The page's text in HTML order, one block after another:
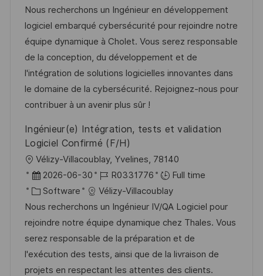
a
t
i
o
n
t
e
d
D
a
t
b
I
d
t
e
g
o
r
y
Nous recherchons un Ingénieur en développement
logiciel embarqué cybersécurité pour rejoindre notre
équipe dynamique à Cholet. Vous serez responsable
de la conception, du développement et de
l'intégration de solutions logicielles innovantes dans
le domaine de la cybersécurité. Rejoignez-nous pour
contribuer à un avenir plus sûr !
Ingénieur(e) Intégration, tests et validation
Logiciel Confirmé (F/H)
L
o
c
a
t
i
o
n
Vélizy-Villacoublay, Yvelines, 78140
P
o
s
t
e
d
D
2026-06-30
J
o
b
I
d
R0331776
Full time
C
a
t
e
g
o
Software
Vélizy-Villacoublay
Nous recherchons un Ingénieur IV/QA Logiciel pour
rejoindre notre équipe dynamique chez Thales. Vous
serez responsable de la préparation et de
l'exécution des tests, ainsi que de la livraison de
projets en respectant les attentes des clients.